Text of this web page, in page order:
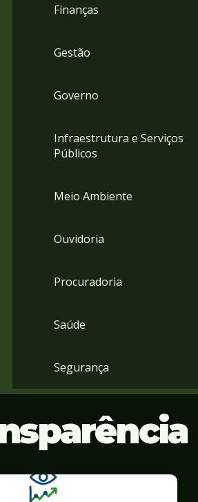
Finanças
Gestão
Governo
Infraestrutura e Serviços
Públicos
Meio Ambiente
Ouvidoria
Procuradoria
Saúde
Segurança